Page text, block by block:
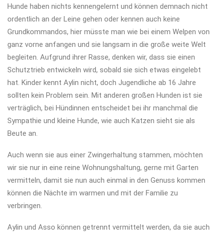
Hunde haben nichts kennengelernt und können demnach nicht
ordentlich an der Leine gehen oder kennen auch keine
Grundkommandos, hier müsste man wie bei einem Welpen von
ganz vorne anfangen und sie langsam in die große weite Welt
begleiten. Aufgrund ihrer Rasse, denken wir, dass sie einen
Schutztrieb entwickeln wird, sobald sie sich etwas eingelebt
hat. Kinder kennt Aylin nicht, doch Jugendliche ab 16 Jahre
sollten kein Problem sein. Mit anderen großen Hunden ist sie
verträglich, bei Hündinnen entscheidet bei ihr manchmal die
Sympathie und kleine Hunde, wie auch Katzen sieht sie als
Beute an.
Auch wenn sie aus einer Zwingerhaltung stammen, möchten
wir sie nur in eine reine Wohnungshaltung, gerne mit Garten
vermitteln, damit sie nun auch einmal in den Genuss kommen
können die Nächte im warmen und mit der Familie zu
verbringen.
Aylin und Asso können getrennt vermittelt werden, da sie auch